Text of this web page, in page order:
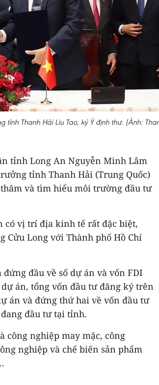
tỉnh Thanh Hải Liu Tao, ký Ý định thư. (Ảnh:
tỉnh Long An Nguyễn Minh Lâm
tỉnh Thanh Hải (Trung Quốc)
và tìm hiểu môi trường đầu tư
có vị trí địa kinh tế rất đặc biệt,
Cửu Long với Thành phố Hồ Chí
đầu về số dự án và vốn FDI
án, tổng vốn đầu tư đăng ký trên
án và đứng thứ hai về vốn đầu tư
đầu tư tại tỉnh.
công nghiệp may mặc, công
nghiệp và chế biến sản phẩm